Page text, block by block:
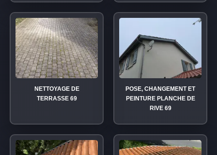
NETTOYAGE DE
TERRASSE 69
POSE, CHANGEMENT ET
PEINTURE PLANCHE DE
RIVE 69